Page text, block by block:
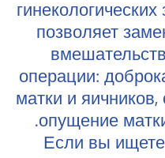
позволяет
операции:
матки и
опущение
Если вы ищете